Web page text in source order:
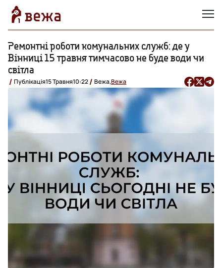
Ремонтні роботи комунальних служб: де у
Вінниці 15 травня тимчасово не буде води чи
світла
Публікація15 Травня10:22 Вежа,Вежа